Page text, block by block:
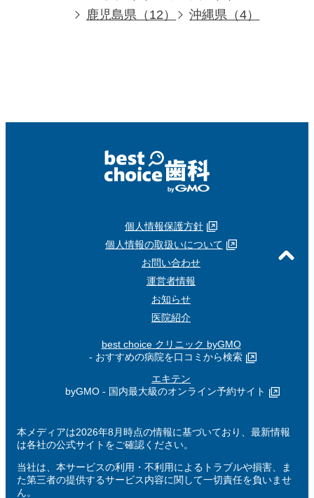
鹿児島県（12）
沖縄県（4）
個人情報保護方針
個人情報の取扱いについて
お問い合わせ
運営者情報
お知らせ
医院紹介
best choice クリニック byGMO
- おすすめの病院を口コミから検索
エキテン
byGMO - 国内最大級のオンライン予約サイト
本メディアは2026年8月時点の情報に基づいており、最新情報
は各社の公式サイトをご確認ください。
当社は、本サービスの利用・不利用によるトラブルや損害、ま
た第三者の提供するサービス内容に関して一切責任を負いませ
ん。